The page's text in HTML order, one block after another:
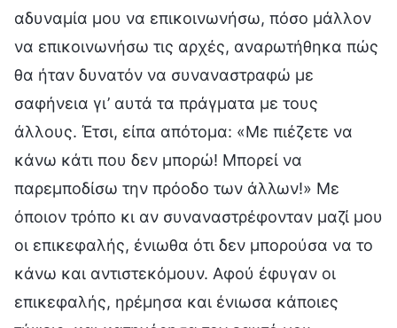
αδυναμία μου να επικοινωνήσω, πόσο μάλλον
να επικοινωνήσω τις αρχές, αναρωτήθηκα πώς
θα ήταν δυνατόν να συναναστραφώ με
σαφήνεια γι’ αυτά τα πράγματα με τους
άλλους. Έτσι, είπα απότομα: «Με πιέζετε να
κάνω κάτι που δεν μπορώ! Μπορεί να
παρεμποδίσω την πρόοδο των άλλων!» Με
όποιον τρόπο κι αν συναναστρέφονταν μαζί μου
οι επικεφαλής, ένιωθα ότι δεν μπορούσα να το
κάνω και αντιστεκόμουν. Αφού έφυγαν οι
επικεφαλής, ηρέμησα και ένιωσα κάποιες